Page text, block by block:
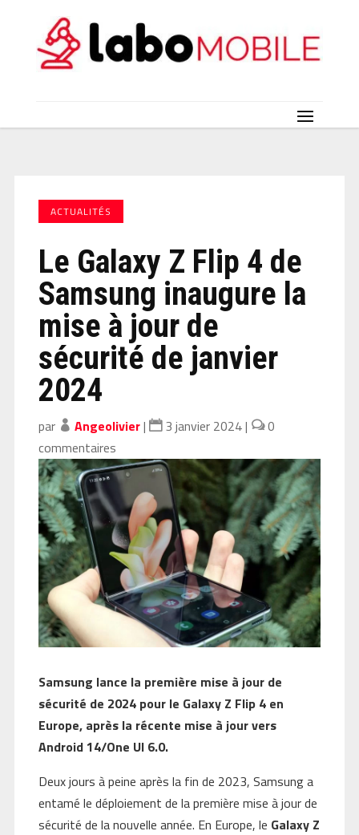
ACTUALITÉS
Le Galaxy Z Flip 4 de
Samsung inaugure la
mise à jour de
sécurité de janvier
2024
par Angeolivier| 3 janvier 2024|
0
commentaires
Samsung lance la première mise à jour de
sécurité de 2024 pour le Galaxy Z Flip 4 en
Europe, après la récente mise à jour vers
Android 14/One UI 6.0.
Deux jours à peine après la fin de 2023, Samsung a
entamé le déploiement de la première mise à jour de
sécurité de la nouvelle année. En Europe, le Galaxy Z